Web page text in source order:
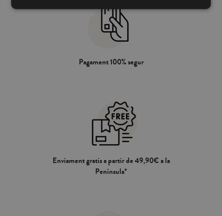
Pagament 100% segur
Enviament gratis a partir de 49,90€ a la
Península*